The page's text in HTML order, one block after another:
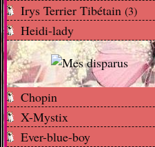
Irys Terrier Tibétain (3)
Heidi-lady
Chopin
X-Mystix
Ever-blue-boy